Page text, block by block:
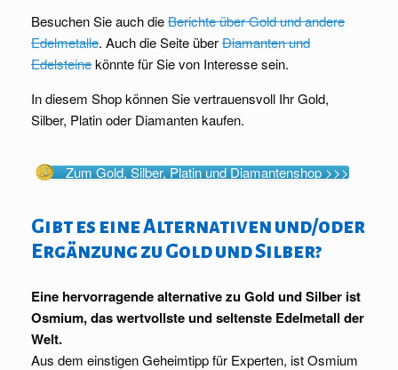
Besuchen Sie auch dieBerichte über Gold und andere
Edelmetalle. Auch die Seite überDiamanten und
Edelsteinekönnte für Sie von Interesse sein.
In diesem Shop können Sie vertrauensvoll Ihr Gold,
Silber, Platin oder Diamanten kaufen.
Zum Gold, Silber, Platin und Diamantenshop >>>
Gibt es eine Alternativen und/oder
Ergänzung zu Gold und Silber?
Eine hervorragende alternative zu Gold und Silber ist
Osmium, das wertvollste und seltenste Edelmetall der
Welt.
Aus dem einstigen Geheimtipp für Experten, ist Osmium